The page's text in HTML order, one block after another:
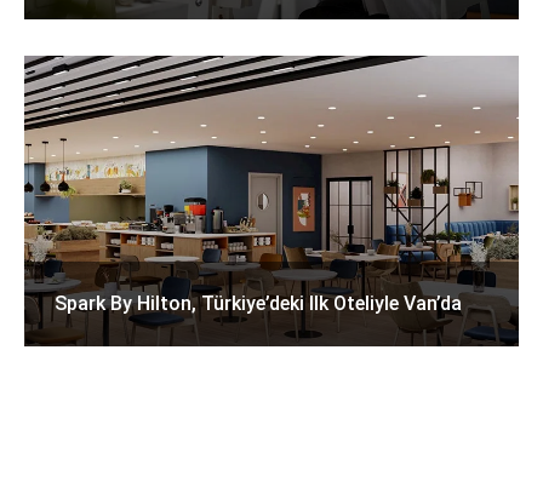
Spark By Hilton, Türkiye’deki Ilk Oteliyle Van’da